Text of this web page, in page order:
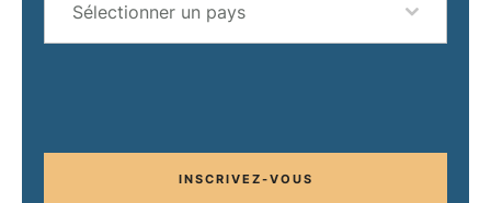
Sélectionner un pays
INSCRIVEZ-VOUS